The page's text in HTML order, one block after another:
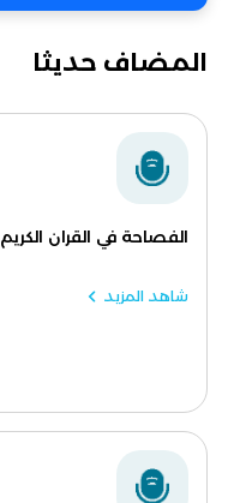
المضاف حديثا
الفصاحة في القران الكريم
شاهد المزيد